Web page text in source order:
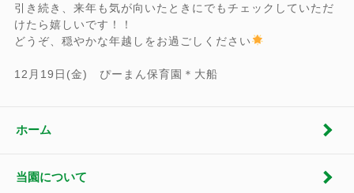
引き続き、来年も気が向いたときにでもチェックしていただ
けたら嬉しいです！！
どうぞ、穏やかな年越しをお過ごしください
12月19日(金) ぴーまん保育園＊大船
ホーム
当園について